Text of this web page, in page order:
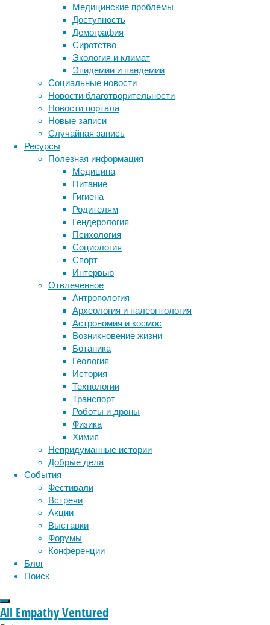
Медицинские проблемы
Доступность
Демография
Сиротство
Экология и климат
Эпидемии и пандемии
Социальные новости
Новости благотворительности
Новости портала
Новые записи
Случайная запись
Ресурсы
Полезная информация
Медицина
Питание
Гигиена
Родителям
Гендерология
Психология
Социология
Спорт
Интервью
Отвлеченное
Антропология
Археология и палеонтология
Астрономия и космос
Возникновение жизни
Ботаника
Геология
История
Технологии
Транспорт
Роботы и дроны
Физика
Химия
Непридуманные истории
Добрые дела
События
Фестивали
Встречи
Акции
Выставки
Форумы
Конференции
Блог
Поиск
All Empathy Ventured
слово
совсем
корректно
употреблять
медицинской
сейчас
принято
группе
расстройств
аутистического
спектра
сама
проблема
никуда
делась.
Расстройства
аутистического
спектра
(РАС)
большая
группа
нарушений
психического
развития,
возникновение
которых
обусловлено
сочетанием
генетических
исследователи
Метки
ДНК бактерии биология
биотехнология вирусы
генетика дети
здоровье
инструменты и методы
исследования
лекарства медицина
мозг наука
нейробиология
нейрофизиология
поведение
сон социальные проблемы
физиология
эмоции